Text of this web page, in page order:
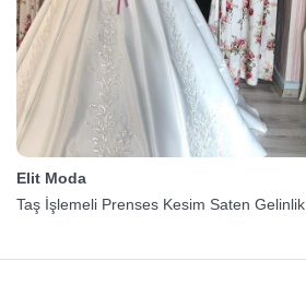
Elit Moda
Taş İşlemeli Prenses Kesim Saten Gelinlik